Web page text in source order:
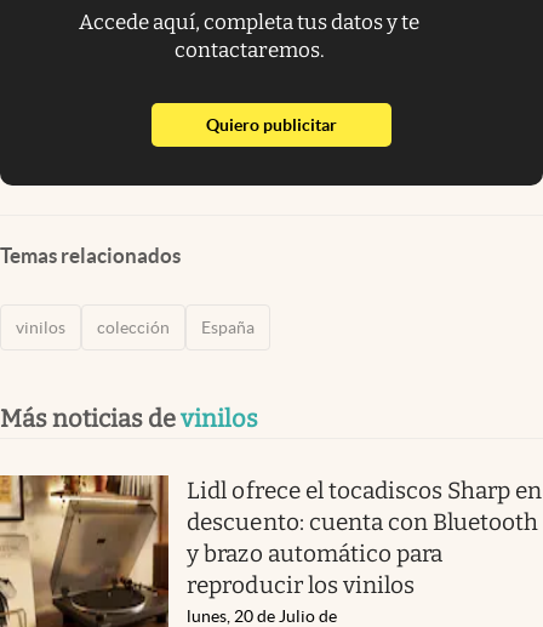
Accede aquí, completa tus datos y te
contactaremos.
Quiero publicitarabre en nueva pestaña
Temas relacionados
vinilos colección España
Más noticias devinilos
Lidl ofrece el tocadiscos Sharp en
descuento: cuenta con Bluetooth
y brazo automático para
reproducir los vinilos
lunes, 20 de Julio de